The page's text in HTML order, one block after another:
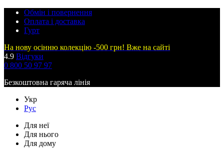
Обмін і повернення
Оплата і доставка
Гурт
На нову осінню колекцію -500 грн! Вже на сайті
4.9 Відгуки
0 800 50 97 97
Безкоштовна гаряча лінія
Укр
Рус
Для неї
Для нього
Для дому